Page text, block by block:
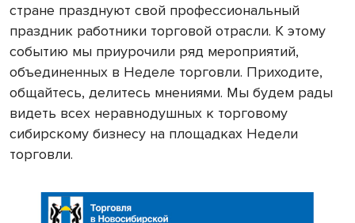
стране празднуют свой профессиональный
праздник работники торговой отрасли. К этому
событию мы приурочили ряд мероприятий,
объединенных в Неделе торговли. Приходите,
общайтесь, делитесь мнениями. Мы будем рады
видеть всех неравнодушных к торговому
сибирскому бизнесу на площадках Недели
торговли.